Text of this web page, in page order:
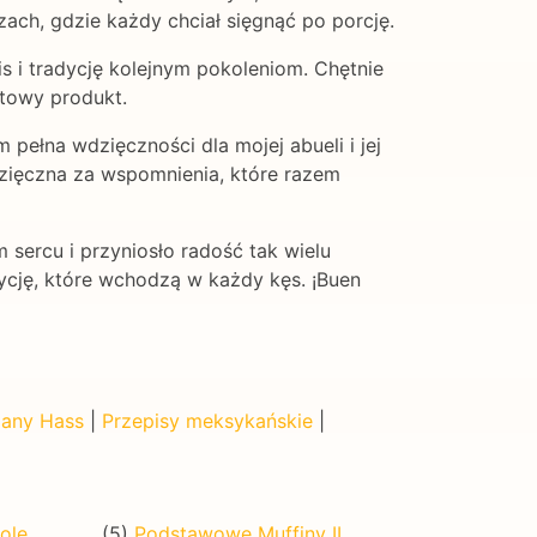
gdzie każdy chciał sięgnąć po porcję.
i tradycję kolejnym pokoleniom. Chętnie
produkt.
wdzięczności dla mojej abueli i jej
za wspomnienia, które razem
i przyniosło radość tak wielu
które wchodzą w każdy kęs. ¡Buen
Hass Przepisy meksykańskie